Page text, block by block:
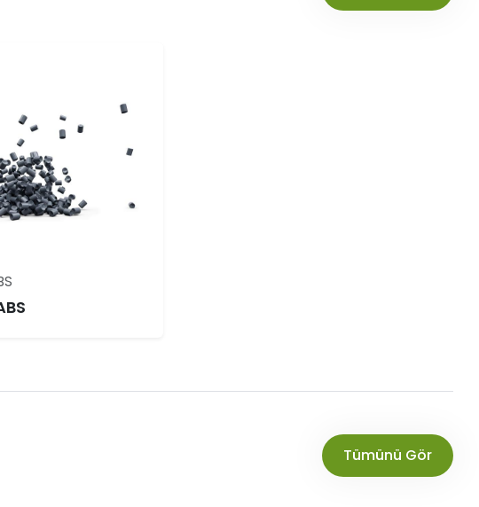
Tümünü Gör